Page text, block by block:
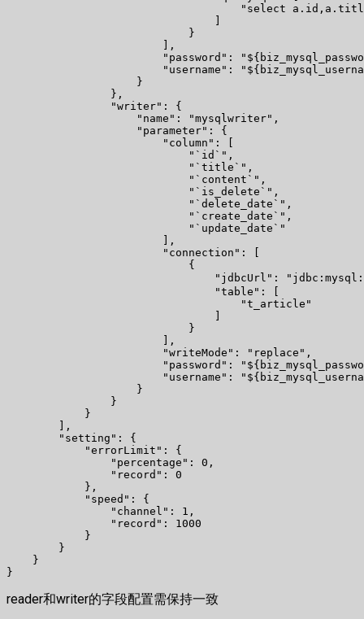
"select
                            }
                        ],
"password":
"username":
                    }
                },
                "writer": {
                    "name": "mysqlwriter",
                    "parameter": {
                        "column": [
                            "`id`",
                            "`title`",
                            "`content`",
                            "`is_delete`",
                            "`delete_date`",
                            "`create_date`",
                            "`update_date`"
                        ],
                        "connection": [
                            {
"jdbcUrl":
                                "table": [
                                    "t_article"
                            }
                        ],
                        "writeMode": "replace",
"password":
"username":
                    }
                }
            }
        ],
        "setting": {
            "errorLimit": {
                "percentage": 0,
                "record": 0
            },
            "speed": {
                "channel": 1,
                "record": 1000
            }
        }
    }
reader和writer的字段配置需保持一致